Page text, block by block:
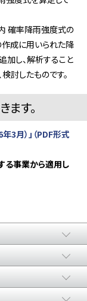
確率降雨強度式の
成に用いられた降
加し、解析すること
討したものです。
す。
3月）」（PDF形式
事業から適用し